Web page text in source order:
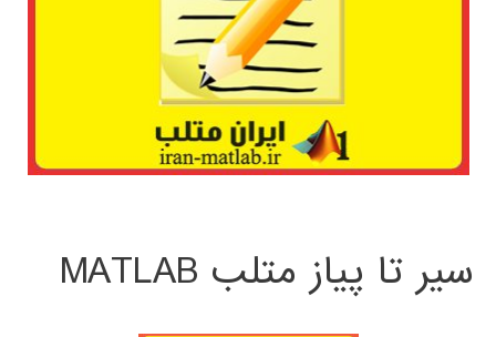
سیر تا پیاز متلب MATLAB